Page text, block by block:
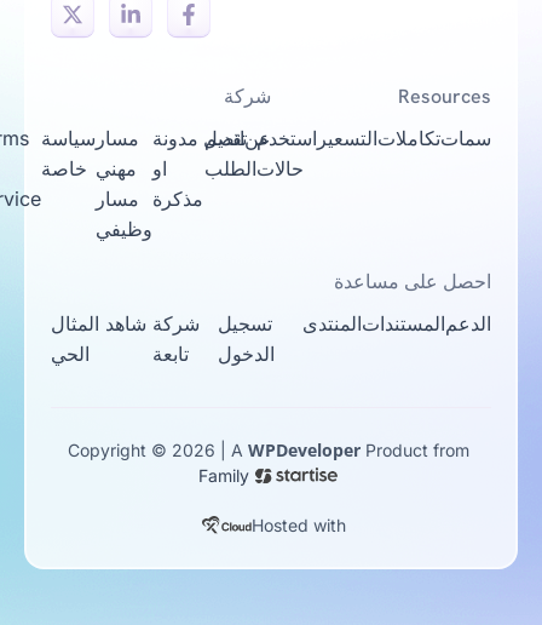
Resources
سماتتكاملاتالتسعيراستخدم
حالات
تقديم
الطلب
شركة
عناتصل مدونة
مذكرة
مسار
مهني
مسار
وظيفي
سياسة
خاصة
Terms
Service
احصل على مساعدة
الدعمالمستنداتالمنتدى
تسجيل
الدخول
شركة
تابعة
شاهد المثال
الحي
Copyright © 2026 | AWPDeveloperProduct from
Family
Hosted with